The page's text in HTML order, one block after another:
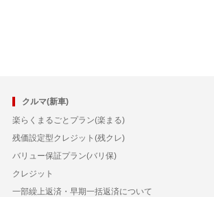
クルマ(新車)
楽らくまるごとプラン(楽まる)
残価設定型クレジット(残クレ)
バリュー保証プラン(バリ保)
クレジット
一部繰上返済・早期一括返済について